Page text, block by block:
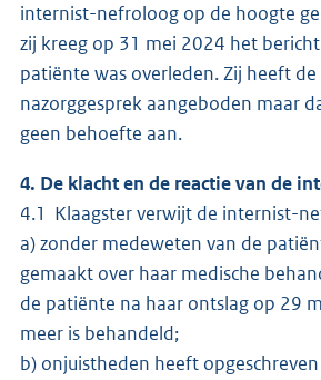
internist-nefroloog op de hoogte
zij kreeg op 31 mei 2024 het
patiënte was overleden. Zij heeft
nazorggesprek aangeboden maar
geen behoefte aan.
4. De klacht en de reactie van de
4.1 Klaagster verwijt de internist-
a) zonder medeweten van de
gemaakt over haar medische
de patiënte na haar ontslag op 29
meer is behandeld;
b) onjuistheden heeft